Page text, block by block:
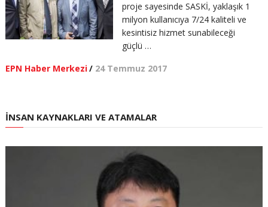
proje sayesinde SASKİ, yaklaşık 1
milyon kullanıcıya 7/24 kaliteli ve
kesintisiz hizmet sunabileceği
güçlü …
EPN Haber Merkezi/ 24 Temmuz 2017
İNSAN KAYNAKLARI VE ATAMALAR